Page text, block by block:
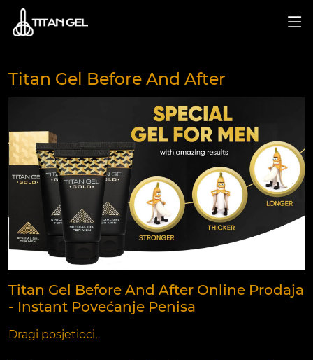
Titan Gel Before And After
Titan Gel Before And After Online Prodaja
- Instant Povećanje Penisa
Dragi posjetioci,